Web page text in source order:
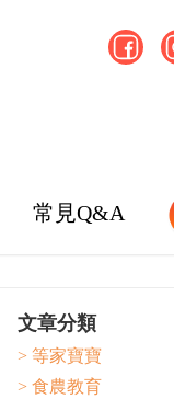
常見Q&A
文章分類
> 等家寶寶
> 食農教育